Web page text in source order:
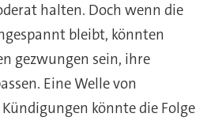
halten. Doch wenn die
bleibt, könnten
gezwungen sein, ihre
Eine Welle von
könnte die Folge